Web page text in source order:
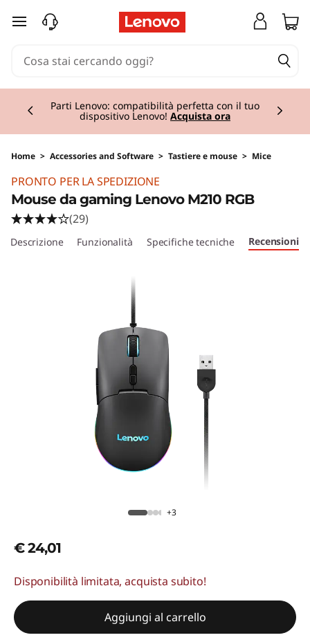
passa a contenuto principale
Parti Lenovo: compatibilità perfetta con il tuo
dispositivo Lenovo! Acquista ora
Home > Accessories and Software > Tastiere e mouse > Mice
PRONTO PER LA SPEDIZIONE
Mouse da gaming Lenovo M210 RGB
(29)
Descrizione Funzionalità Specifiche tecniche Recensioni
+3
€ 24,01
Disponibilità limitata, acquista subito!
Aggiungi al carrello